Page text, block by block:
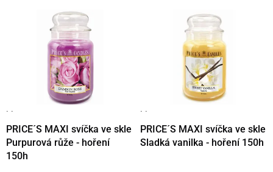
· ·
PRICE´S MAXI svíčka ve skle
Purpurová růže - hoření
150h
· ·
PRICE´S MAXI svíčka ve skle
Sladká vanilka - hoření 150h